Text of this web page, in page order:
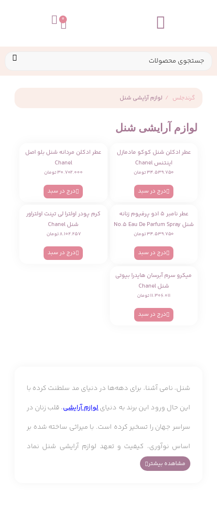
0
گرندجلس لوازم آرایشی شنل
لوازم آرایشی شنل
عطر ادکلن شنل کوکو مادمازل
اینتنس Chanel
۳۴.۵۳۹.۷۵۰تومان
درج در سبد
عطر ادکلن مردانه شنل بلو اصل
Chanel
۳۰.۷۰۲.۰۰۰تومان
درج در سبد
عطر نامبر 5 ادو پرفیوم زنانه
شنل No.5 Eau De Parfum Spray
۳۴.۵۳۹.۷۵۰تومان
درج در سبد
کرم پودر اولترا لی تینت اولتراور
شنل Chanel
۸.۱۰۲.۲۵۷تومان
درج در سبد
میکرو سرم آبرسان هایدرا بیوتی
شنل Chanel
۱۱.۳۰۶.۰۱۱تومان
درج در سبد
شنل، نامی آشنا، برای دهه‌ها در دنیای مد سلطنت کرده با
این حال ورود این برند به دنیایلوازم آرایشی، قلب زنان در
سراسر جهان را تسخیر کرده است. با میراثی ساخته شده بر
اساس نوآوری، کیفیت و تعهد لوازم آرایشی شنل نماد
جذابیت جاودانه در سراسر دنیا محسوب می‌شوند. هر
مشاهده بیشتر